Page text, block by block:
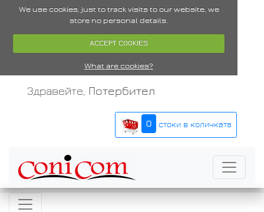
We use cookies, just to track visits to our website, we
store no personal details.
ACCEPT COOKIES
What are cookies?
Здравейте, Потербител
0 стоки в количката